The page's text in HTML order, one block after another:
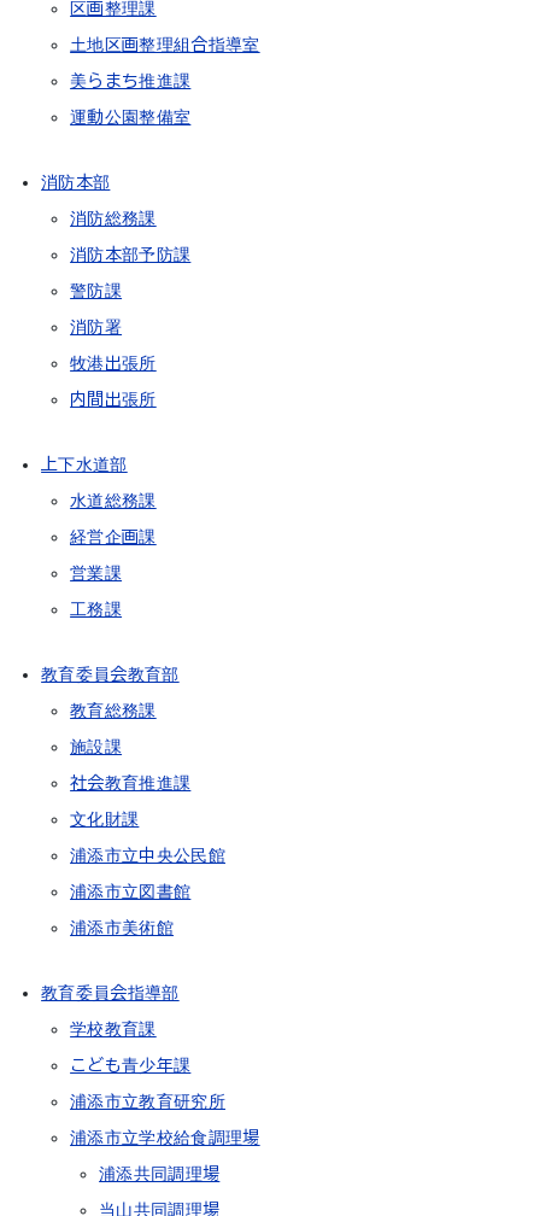
区画整理課
土地区画整理組合指導室
美らまち推進課
運動公園整備室
消防本部
消防総務課
消防本部予防課
警防課
消防署
牧港出張所
内間出張所
上下水道部
水道総務課
経営企画課
営業課
工務課
教育委員会教育部
教育総務課
施設課
社会教育推進課
文化財課
浦添市立中央公民館
浦添市立図書館
浦添市美術館
教育委員会指導部
学校教育課
こども青少年課
浦添市立教育研究所
浦添市立学校給食調理場
浦添共同調理場
当山共同調理場